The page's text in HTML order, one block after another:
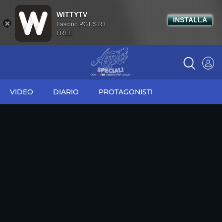
VIDEO DIARIO PROTAGONISTI
WITTYTV
Fascino PGT S.R.L
FREE
INSTALLA